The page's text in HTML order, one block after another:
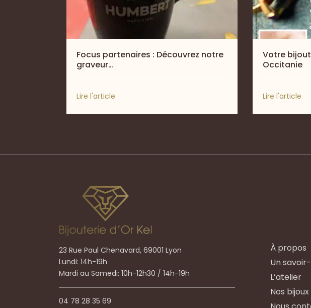
Focus partenaires : Découvrez notre
graveur…
Lire l'article
Votre
Occitanie
Lire l'article
23 Rue Paul Chenavard, 69001 Lyon
Lundi: 14h-19h
Mardi au Samedi: 10h-12h30 / 14h-19h
04 78 28 35 69
À propos
Un
L’atelier
Nos bijoux